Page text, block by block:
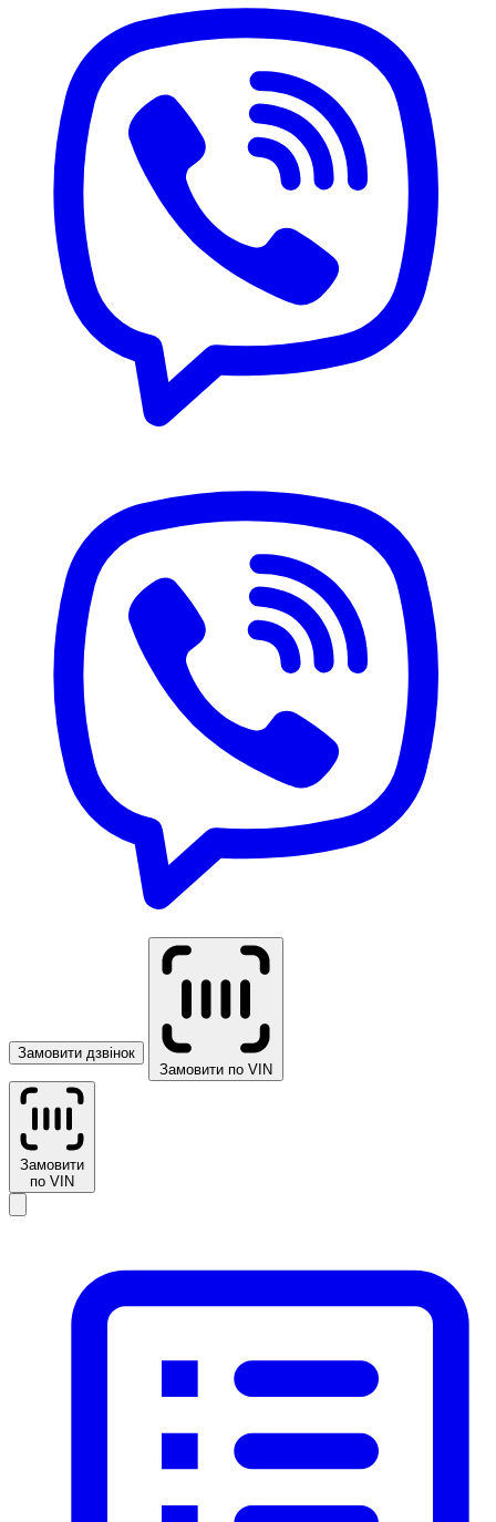
Замовити дзвінок
Замовити по VIN
Замовити
по VIN